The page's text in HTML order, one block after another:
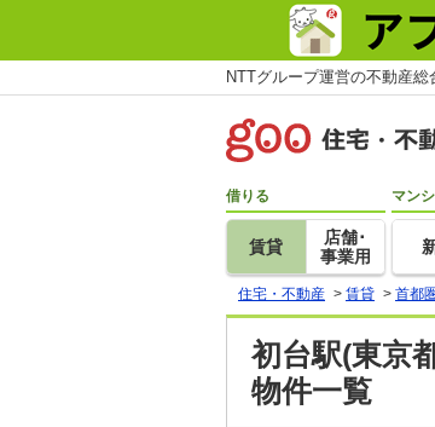
NTTグループ運営の不動産
借りる
賃貸
店舗･
事業用
マン
住宅・不動産 > 賃貸 > 首都圏
初台駅(東京
物件一覧